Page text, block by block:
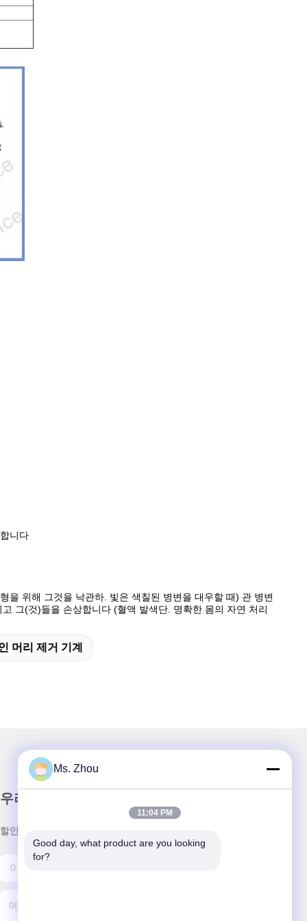
니다
을 위해 그것을 낙관하. 빛은 색칠된 병변을 대우할 때) 관 병변
그(것)들을 손상합니다 (혈액 발색단. 명확한 몸의 자연 처리
머리 제거 기계
우리 뉴스레터
할인 및 더 많은 정보를 얻기 위해 뉴스레터에 가입하십시오.
Ms. Zhou
11:04 PM
Good day, what product are you looking
for?